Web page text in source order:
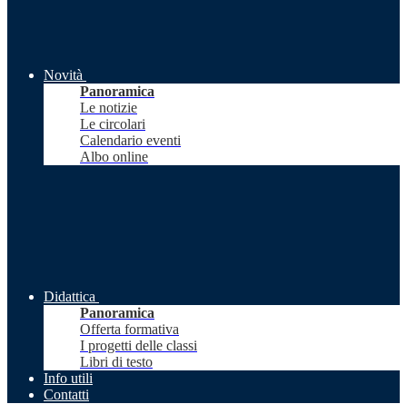
Novità
Panoramica
Le notizie
Le circolari
Calendario eventi
Albo online
Didattica
Panoramica
Offerta formativa
I progetti delle classi
Libri di testo
Info utili
Contatti